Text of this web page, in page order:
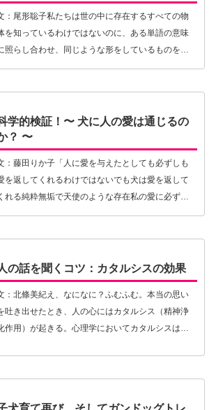
：尾形聡子私たちは世の中に存在するすべての物
を知っているわけではないのに、ある単語の意味
照らし合わせ、同じような形をしているものを同
カテゴリーに属する物として拡張して一般化する
学的検証！〜 犬に人の愛は通じるの
？ 〜
：藤田りか子「人に愛を与えたとしても必ずしも
を返してくれるわけではないでも犬は愛を返して
れる純粋無垢で天使のような存在私の愛に必ず彼
は応えてくれる」なんて歌う人がいる（かもしれ
の話を聞くコツ：カタルシスの効果
：北條美紀え、なになに？ふむふむ。本当の思い
吐き出せたとき、人の心にはカタルシス（精神浄
作用）が起きる。心理学においてカタルシスは
れる。もっ…【続きを読む】